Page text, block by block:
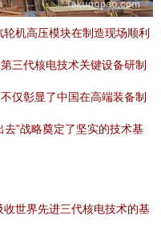
机高压模块在制造现场顺利
三代核电技术关键设备研制
仅彰显了中国在高端装备制
”战略奠定了坚实的技术基
世界先进三代核电技术的基